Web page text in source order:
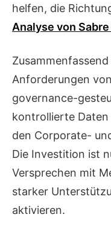
helfen, die
Analyse von
Anforderungen
governance-
kontrollierte
den Corporate-
Die Investition ist
Versprechen mit
starker
aktivieren.